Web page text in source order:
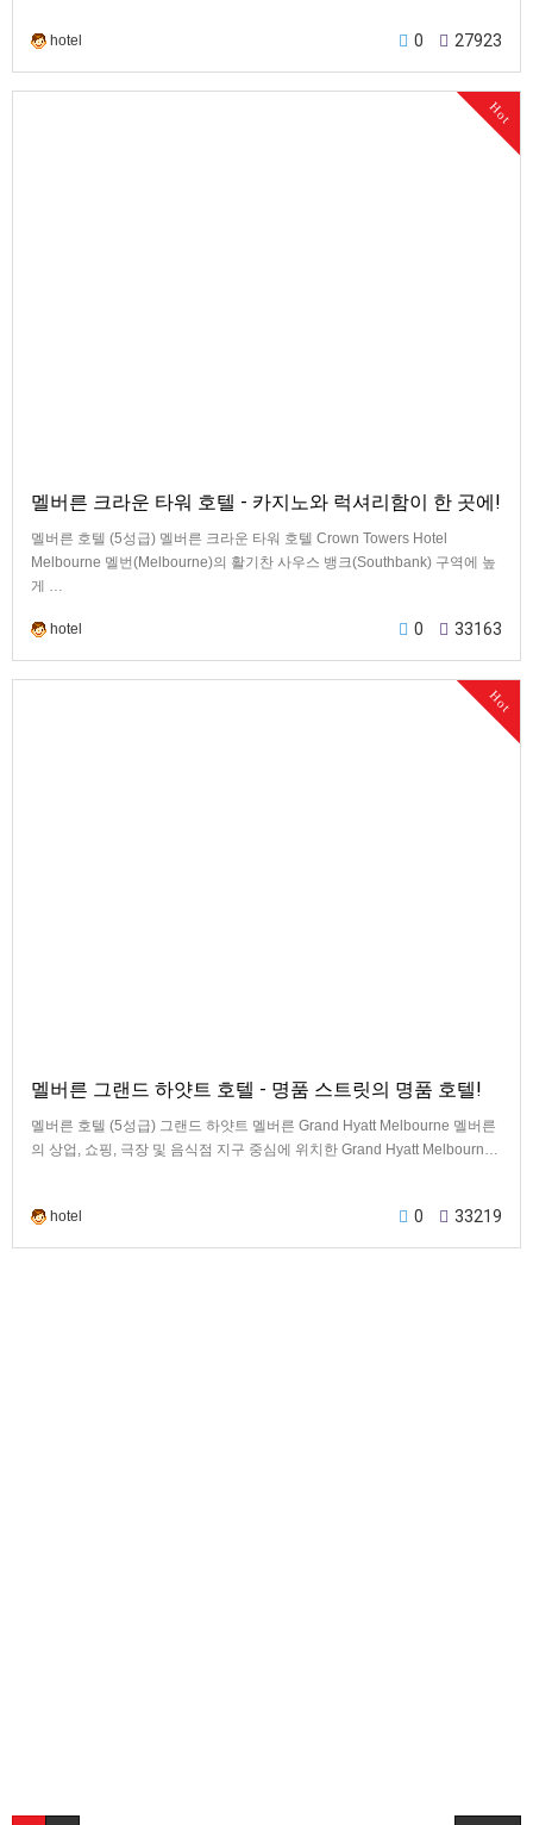
hotel 0 27923
Hot
멜버른 크라운 타워 호텔 - 카지노와 럭셔리함이 한 곳에!
멜버른 호텔 (5성급) 멜버른 크라운 타워 호텔 Crown Towers Hotel
Melbourne 멜번(Melbourne)의 활기찬 사우스 뱅크(Southbank) 구역에 높
게 …
hotel 0 33163
Hot
멜버른 그랜드 하얏트 호텔 - 명품 스트릿의 명품 호텔!
멜버른 호텔 (5성급) 그랜드 하얏트 멜버른 Grand Hyatt Melbourne 멜버른
의 상업, 쇼핑, 극장 및 음식점 지구 중심에 위치한 Grand Hyatt Melbourn…
hotel 0 33219